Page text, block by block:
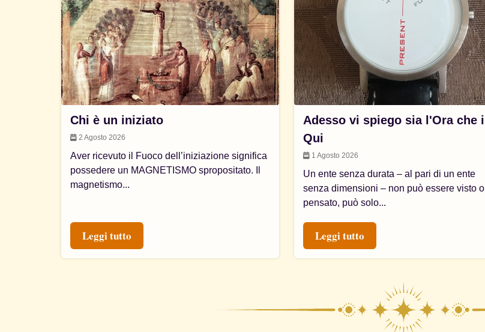
Chi è un iniziato
2 Agosto 2026
Aver ricevuto il Fuoco dell’iniziazione significa
possedere un MAGNETISMO spropositato. Il
magnetismo...
Leggi tutto
Adesso vi spiego sia l'Ora che il
Qui
1 Agosto 2026
Un ente senza durata – al pari di un ente
senza dimensioni – non può essere visto o
pensato, può solo...
Leggi tutto